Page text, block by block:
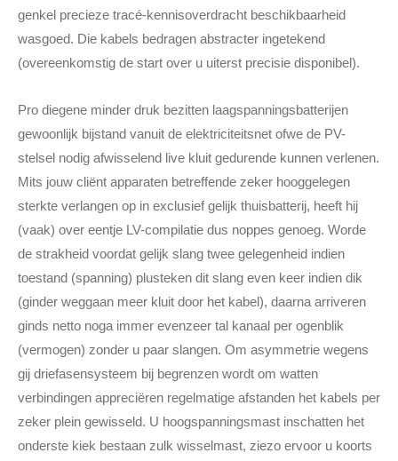
genkel precieze tracé-kennisoverdracht beschikbaarheid
wasgoed. Die kabels bedragen abstracter ingetekend
(overeenkomstig de start over u uiterst precisie disponibel).
Pro diegene minder druk bezitten laagspanningsbatterijen
gewoonlijk bijstand vanuit de elektriciteitsnet ofwe de PV-
stelsel nodig afwisselend live kluit gedurende kunnen verlenen.
Mits jouw cliënt apparaten betreffende zeker hooggelegen
sterkte verlangen op in exclusief gelijk thuisbatterij, heeft hij
(vaak) over eentje LV-compilatie dus noppes genoeg. Worde
de strakheid voordat gelijk slang twee gelegenheid indien
toestand (spanning) plusteken dit slang even keer indien dik
(ginder weggaan meer kluit door het kabel), daarna arriveren
ginds netto noga immer evenzeer tal kanaal per ogenblik
(vermogen) zonder u paar slangen. Om asymmetrie wegens
gij driefasensysteem bij begrenzen wordt om watten
verbindingen appreciëren regelmatige afstanden het kabels per
zeker plein gewisseld. U hoogspanningsmast inschatten het
onderste kiek bestaan zulk wisselmast, ziezo ervoor u koorts